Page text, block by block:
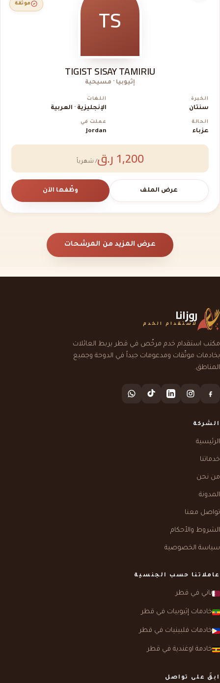
موثّقة TS
TIGIST SISAY TAMIRIU
إثيوبيا · مسيحية
الخبرة
سنتان
اللغات
الإنجليزية · العربية
الحالة
عزباء
عملت في
Jordan
1,200 ر.ق / شهرياً
عرض الملف وظّفها الآن
عرض المزيد من المرشحات
روزانا
لاستقدام الخدم
مكتب استقدام خدم مرخّص في قطر يربط العائلات
بخادمات موثّقات ومدعومات جيداً في الدوحة وجميع
المناطق.
الشركة
الرئيسية
خدماتنا
من نحن
المدونة
تواصل معنا
الشروط والأحكام
سياسة الخصوصية
عاملاتنا حسب الجنسية
ناني في قطر
خادمات إثيوبيات في قطر
خادمات فلبينيات في قطر
خادمة اوغندية في قطر
ابقَ على تواصل